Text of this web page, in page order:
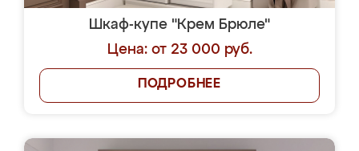
Шкаф-купе "Крем Брюле"
Цена: от 23 000 руб.
ПОДРОБНЕЕ